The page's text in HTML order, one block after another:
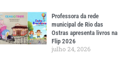
Professora da rede
municipal de Rio das
Ostras apresenta livros na
Flip 2026
julho 24, 2026